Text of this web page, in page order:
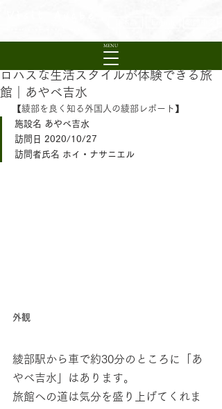
MENU
ロハスな生活スタイルが体験できる旅
館｜あやべ吉水
【綾部を良く知る外国人の綾部レポート】
施設名 あやべ吉水
訪問日 2020/10/27
訪問者氏名 ホイ・ナサニエル
外観
綾部​​駅から車で約30分のところに「あ
やべ吉水」はあります。
旅館への道は気分を盛り上げてくれま